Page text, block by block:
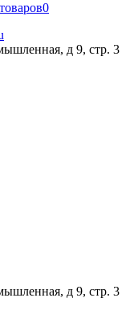
0
д 9, стр. 3
д 9, стр. 3